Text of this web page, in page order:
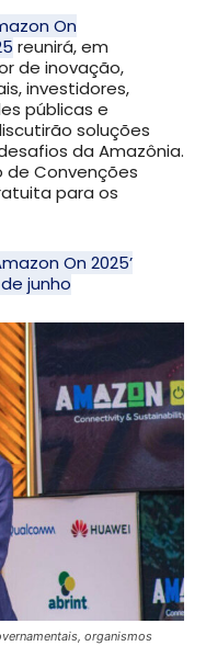
On
reunirá, em
de inovação,
investidores,
públicas e
soluções
da Amazônia.
Convenções
para os
On 2025’
junho
organismos